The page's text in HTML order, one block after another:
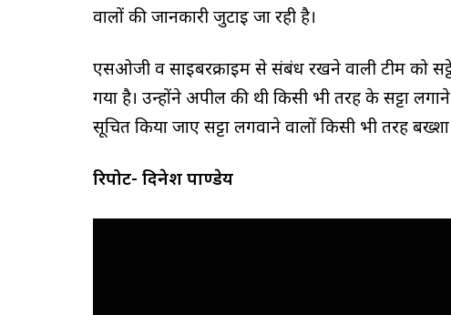
वालों की जानकारी जुटाई जा रही है।
एसओजी व साइबरक्राइम से संबंध रखने वाली टीम को
गया है। उन्होंने अपील की थी किसी भी तरह के सट्टा
सूचित किया जाए सट्टा लगवाने वालों किसी भी तरह बख्शा
रिपोर्ट- दिनेश पाण्डेय